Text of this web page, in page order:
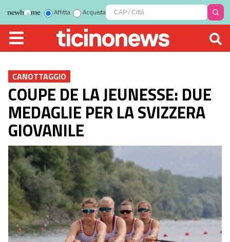
Affitta Acquista
CANOTTAGGIO
COUPE DE LA JEUNESSE: DUE
MEDAGLIE PER LA SVIZZERA
GIOVANILE